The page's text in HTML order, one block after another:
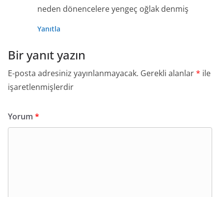
neden dönencelere yengeç oğlak denmiş
Yanıtla
Bir yanıt yazın
E-posta adresiniz yayınlanmayacak. Gerekli alanlar* ile
işaretlenmişlerdir
Yorum *